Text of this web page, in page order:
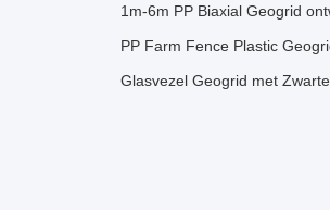
1m-6m PP Biaxial Geogrid
PP Farm Fence Plastic
Glasvezel Geogrid met